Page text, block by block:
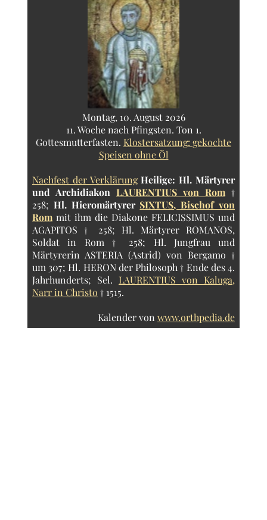
Montag, 10. August 2026
11. Woche nach Pfingsten. Ton 1.
Gottesmutterfasten. Klostersatzung: gekochte
Speisen ohne Öl
Nachfest der Verklärung Heilige: Hl. Märtyrer
und Archidiakon LAURENTIUS von Rom †
258; Hl. Hieromärtyrer SIXTUS, Bischof von
Rom mit ihm die Diakone FELICISSIMUS und
AGAPITOS † 258; Hl. Märtyrer ROMANOS,
Soldat in Rom † 258; Hl. Jungfrau und
Märtyrerin ASTERIA (Astrid) von Bergamo †
um 307; Hl. HERON der Philosoph † Ende des 4.
Jahrhunderts; Sel. LAURENTIUS von Kaluga,
Narr in Christo † 1515.
Kalender von www.orthpedia.de